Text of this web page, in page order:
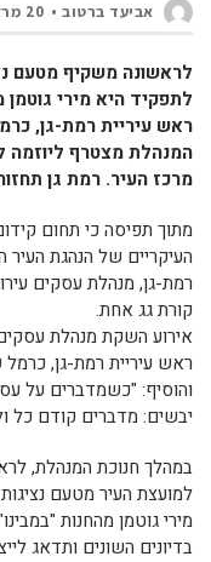
אביעד ברטוב 20 מרץ, 2019
לראשונה משקיף מטעם
לתפקיד היא מירי גוטמן
ראש עיריית רמת-גן,
המנהלת מצטרף ליוזמה
מרכז העיר. רמת גן
מתוך תפיסה כי תחום
העיקריים של הנהגת
רמת-גן, מנהלת עסקים
קורת גג אחת.
אירוע השקת מנהלת
ראש עיריית רמת-גן,
והוסיף: "כשמדברים על
יבשים: מדברים קודם כל
במהלך חנוכת המנהלת,
למועצת העיר מטעם
מירי גוטמן מהחנות
בדיונים השונים ותדאג